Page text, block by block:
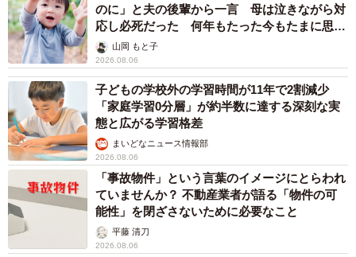
のに」と夫の後輩から一言 母は泣きながら対
応し必死だった 何年もたった今もたまに思い
出し…山岡 もと子
2026.08.06
子どもの学校外の学習時間が11年で2割減少
「家庭学習0分層」が約半数に達する深刻な実
態と広がる学習格差
まいどなニュース情報部
2026.08.06
「事故物件」という言葉のイメージにとらわれ
ていませんか？ 不動産業者が語る「物件の可
能性」を閉ざさないために必要なこと
平藤 清刀
2026.08.06